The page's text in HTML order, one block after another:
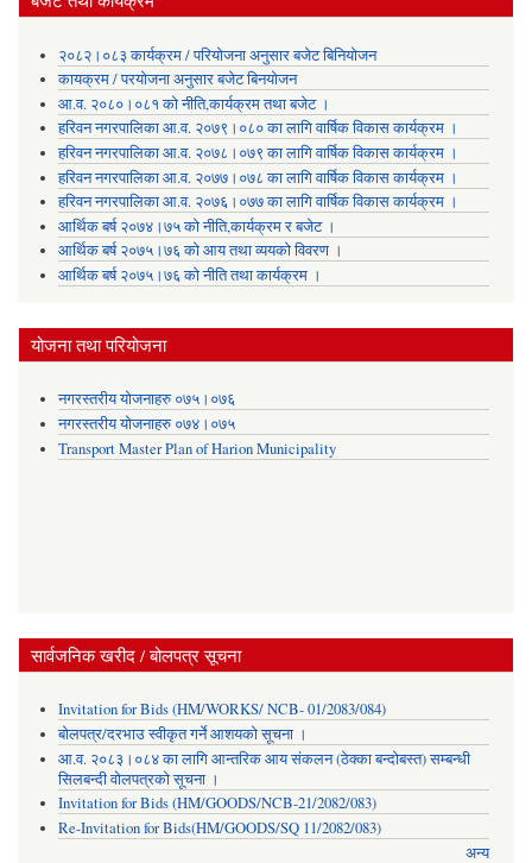
२०८२।०८३ कार्यक्रम / परियोजना अनुसार बजेट बिनियोजन
कायक्रम / परयोजना अनुसार बजेट बिनयोजन
आ.व. २०८०।०८१ को नीति,कार्यक्रम तथा बजेट ।
हरिवन नगरपालिका आ‍.व. २०७९।०८० का लागि वार्षिक विकास कार्यक्रम ।
हरिवन नगरपालिका आ‍.व. २०७८।०७९ का लागि वार्षिक विकास कार्यक्रम ।
हरिवन नगरपालिका आ‍.व. २०७७।०७८ का लागि वार्षिक विकास कार्यक्रम ।
हरिवन नगरपालिका आ‍.व. २०७६।०७७ का लागि वार्षिक विकास कार्यक्रम ।
आर्थिक बर्ष २०७४।७५ को नीति,कार्यक्रम र बजेट ।
आर्थिक बर्ष २०७५।७६ को आय तथा व्ययकाे विवरण ।
आर्थिक बर्ष २०७५।७६ को नीति तथा कार्यक्रम ।
योजना तथा परियोजना
नगरस्तरीय योजनाहरु ०७५।०७६
नगरस्तरीय योजनाहरु ०७४।०७५
Transport Master Plan of Harion Municipality
सार्वजनिक खरीद / बोलपत्र सूचना
Invitation for Bids (HM/WORKS/ NCB- 01/2083/084)
बोलपत्र/दरभाउ स्वीकृत गर्ने आशयको सूचना ।
आ.व. २०८३।०८४ का लागि आन्तरिक आय संकलन (ठेक्का बन्दोबस्त) सम्बन्धी
सिलबन्दी वोलपत्रको सूचना ।
Invitation for Bids (HM/GOODS/NCB-21/2082/083)
Re-Invitation for Bids(HM/GOODS/SQ 11/2082/083)
अन्य